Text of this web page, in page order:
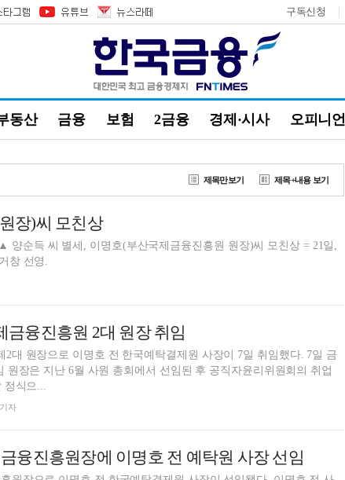
구독신청
동산 금융 보험 2금융 경제·시사 오피니언
제목만보기 제목+내용 보기
장)씨 모친상
양순득 씨 별세, 이명호(부산국제금융진흥원 원장)씨 모친상 = 21일,
창 선영.
금융진흥원 2대 원장 취임
2대 원장으로 이명호 전 한국예탁결제원 사장이 7일 취임했다. 7일 금
원장은 지난 6월 사원 총회에서 선임된 후 공직자윤리위원회의 취업
정식으...
자
융진흥원장에 이명호 전 예탁원 사장 선임